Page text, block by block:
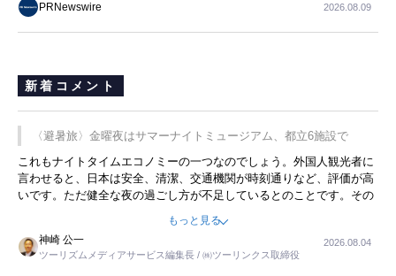
PRNewswire 2026.08.09
新着コメント
〈避暑旅〉金曜夜はサマーナイトミュージアム、都立6施設で
これもナイトタイムエコノミーの一つなのでしょう。外国人観光者に
言わせると、日本は安全、清潔、交通機関が時刻通りなど、評価が高
いです。ただ健全な夜の過ごし方が不足しているとのことです。その
ような意味で、金曜夜にこのようなイベントが行われれば、日本人に
限らず外国人にとっても楽しみが増えるでしょうね。
もっと見る
神崎 公一
ツーリズムメディアサービス編集長 / ㈱ツーリンクス取締役
2026.08.04